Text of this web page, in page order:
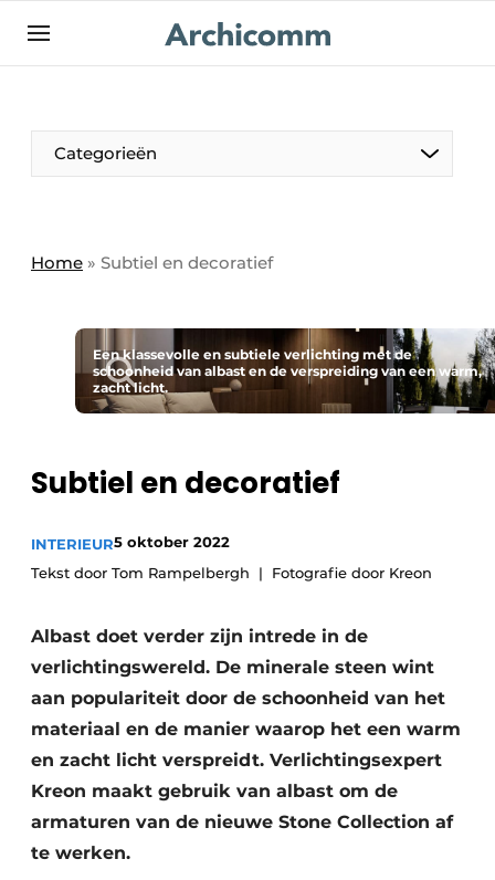
NL be-FR
Categorieën
Home » Subtiel en decoratief
Een klassevolle en subtiele verlichting met de
schoonheid van albast en de verspreiding van een warm,
zacht licht.
Subtiel en decoratief
INTERIEUR5 oktober 2022
Tekst door Tom Rampelbergh
Fotografie door Kreon
Albast doet verder zijn intrede in de
verlichtingswereld. De minerale steen wint
aan populariteit door de schoonheid van het
materiaal en de manier waarop het een warm
en zacht licht verspreidt. Verlichtingsexpert
Kreon maakt gebruik van albast om de
armaturen van de nieuwe Stone Collection af
te werken.